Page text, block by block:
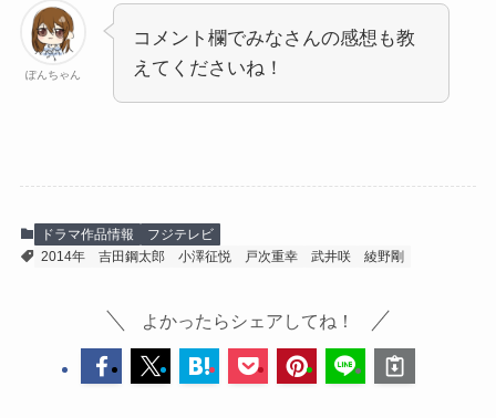
ぽんちゃん
コメント欄でみなさんの感想も教
えてくださいね！
ドラマ作品情報
フジテレビ
2014年
吉田鋼太郎 小澤征悦 戸次重幸 武井咲 綾野剛
よかったらシェアしてね！